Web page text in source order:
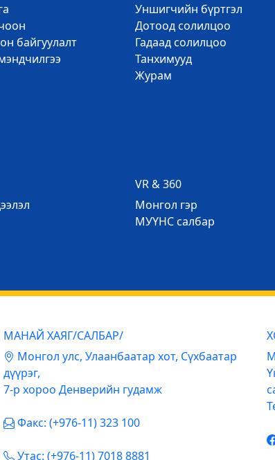
байгуулалт
Уншигчийн бүртгэл
Дотоод солилцоо
Гадаад солилцоо
Танхимууд
Журам
VR & 360
Mонгол гэр
МУҮНС салбар
МАНАЙ ХАЯГ/САЛБАР/
Mонгол улс, Улаанбаатар хот, Сүхбаатар
дүүрэг,
7-р хороо Денверийн гудамж
Факс: (+976-11) 323 100
Утас: (+976-11) 7018 8881